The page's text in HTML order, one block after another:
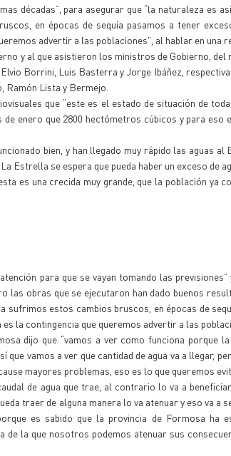
décadas”, para asegurar que “la naturaleza es
en épocas de sequía pasamos a tener
advertir a las poblaciones”, al hablar en una
y al que asistieron los ministros de Gobierno,
Borrini, Luis Basterra y Jorge Ibáñez,
Ramón Lista y Bermejo.
que “este es el estado de situación de
enero que 2800 hectómetros cúbicos y para eso
bien, y han llegado muy rápido las aguas
Estrella se espera que pueda haber un exceso de
es una crecida muy grande, que la población ya
para que se vayan tomando las
las obras que se ejecutaron han dado buenos
sufrimos estos cambios bruscos, en épocas de
la contingencia que queremos advertir a las
dijo que “vamos a ver como funciona porque
que vamos a ver que cantidad de agua va a llegar,
mayores problemas, eso es lo que queremos
de agua que trae, al contrario lo va a
traer de alguna manera lo va atenuar y eso va a
es sabido que la provincia de Formosa ha
de la que nosotros podemos atenuar sus